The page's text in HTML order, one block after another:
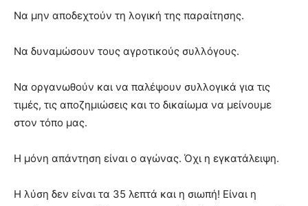
Να μην αποδεχτούν τη λογική της παραίτησης.
Να δυναμώσουν τους αγροτικούς συλλόγους.
Να οργανωθούν και να παλέψουν συλλογικά για τις
τιμές, τις αποζημιώσεις και το δικαίωμα να μείνουμε
στον τόπο μας.
Η μόνη απάντηση είναι ο αγώνας. Όχι η εγκατάλειψη.
Η λύση δεν είναι τα 35 λεπτά και η σιωπή! Είναι η